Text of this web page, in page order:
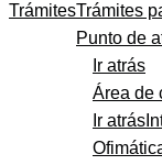
TrámitesTrámites
Punto de
Ir atrás
Área de
Ir atrás